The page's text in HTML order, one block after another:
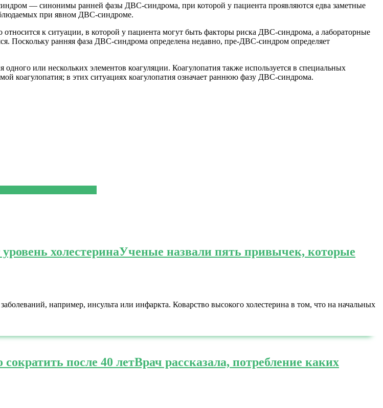
— синонимы ранней фазы ДВС-синдрома, при которой у пациента проявляются едва заметные
при явном ДВС-синдроме.
к ситуации, в которой у пациента могут быть факторы риска ДВС-синдрома, а лабораторные
Поскольку ранняя фаза ДВС-синдрома определена недавно, пре-ДВС-синдром определяет
или нескольких элементов коагуляции. Коагулопатия также используется в специальных
коагулопатия; в этих ситуациях коагулопатия означает раннюю фазу ДВС-синдрома.
холестеринаУченые назвали пять привычек, которые
например, инсульта или инфаркта. Коварство высокого холестерина в том, что на начальных
после 40 летВрач рассказала, потребление каких